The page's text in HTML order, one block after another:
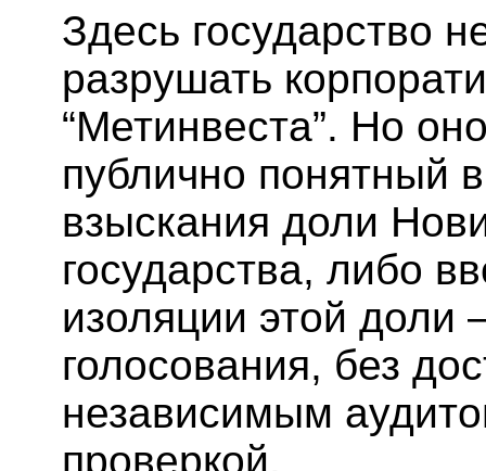
Здесь государство
разрушать
“Метинвеста”. Но
публично понятный
взыскания доли
государства, либо
изоляции этой доли
голосования, без
независимым
проверкой.